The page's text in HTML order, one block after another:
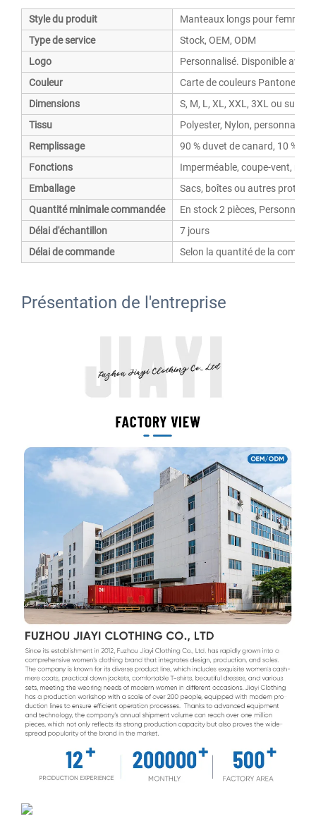
Style du produit
Manteaux longs pour femmes
Type de service
Stock, OEM, ODM
Logo
Personnalisé. Disponible avec
Couleur
Carte de couleurs Pantone de
Dimensions
S, M, L, XL, XXL, 3XL ou sur
Tissu
Polyester, Nylon,
Remplissage
90 % duvet de canard, 10 %
Fonctions
Imperméable, coupe-vent,
Emballage
Sacs, boîtes ou autres
Quantité minimale commandée
En stock 2 pièces,
Délai d'échantillon
7 jours
Délai de commande
Selon la quantité de la
Présentation de l'entreprise